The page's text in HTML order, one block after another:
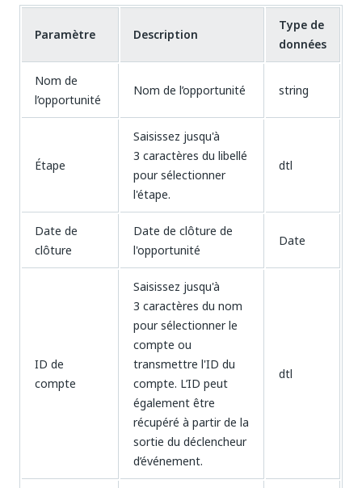
Paramètre Description
Type de
données
Nom de
l’opportunité
Nom de l’opportunité string
Étape
Saisissez jusqu'à
3 caractères du libellé
pour sélectionner
l'étape.
dtl
Date de
clôture
Date de clôture de
l'opportunité
Date
ID de
compte
Saisissez jusqu'à
3 caractères du nom
pour sélectionner le
compte ou
transmettre l'ID du
compte. L’ID peut
également être
récupéré à partir de la
sortie du déclencheur
d’événement.
dtl